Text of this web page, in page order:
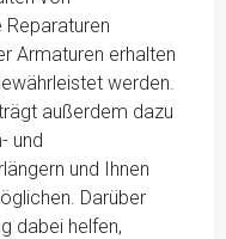
Armaturen erhalten
werden.
außerdem dazu
und
und Ihnen
Darüber
dabei helfen,